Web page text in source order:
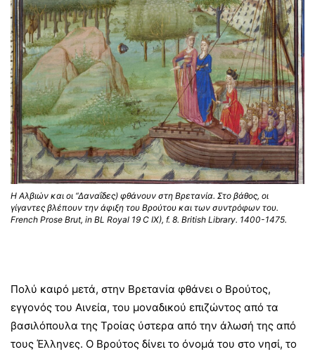
Η Αλβιών και οι “Δαναΐδες) φθάνουν στη Βρετανία. Στο βάθος, οι
γίγαντες βλέπουν την άφιξη του Βρούτου και των συντρόφων του.
French Prose Brut, in BL Royal 19 C IX), f. 8. British Library. 1400-1475.
Πολύ καιρό μετά, στην Βρετανία φθάνει ο Βρούτος,
εγγονός του Αινεία, του μοναδικού επιζώντος από τα
βασιλόπουλα της Τροίας ύστερα από την άλωσή της από
τους Έλληνες. Ο Βρούτος δίνει το όνομά του στο νησί, το